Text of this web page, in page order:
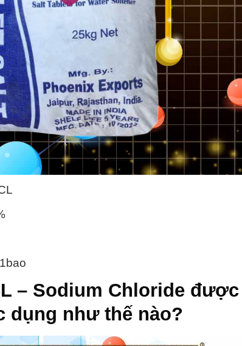
– Sodium Chloride
dụng như thế nào?